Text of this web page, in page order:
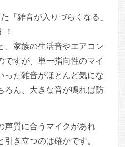
「雑音が入りづらくなる」
！
、家族の生活音やエアコン
ですが、単一指向性のマイ
った雑音がほとんど気にな
ろん、大きな音が鳴れば防
声質に合うマイクがあれ
き立つのは確かです。